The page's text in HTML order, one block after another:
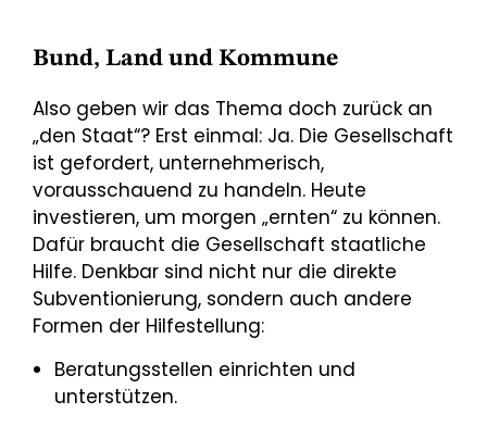
Bund, Land und Kommune
Also geben wir das Thema doch zurück an
„den Staat“? Erst einmal: Ja. Die Gesellschaft
ist gefordert, unternehmerisch,
vorausschauend zu handeln. Heute
investieren, um morgen „ernten“ zu können.
Dafür braucht die Gesellschaft staatliche
Hilfe. Denkbar sind nicht nur die direkte
Subventionierung, sondern auch andere
Formen der Hilfestellung:
Beratungsstellen einrichten und
unterstützen.